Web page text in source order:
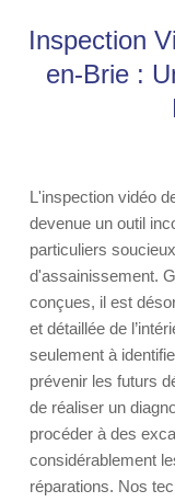
Inspection
en-Brie :
L'inspection vidéo
devenue un outil
particuliers
d'assainissement.
conçues, il est
et détaillée de
seulement à
prévenir les futurs
de réaliser un
procéder à des
considérablement
réparations. Nos